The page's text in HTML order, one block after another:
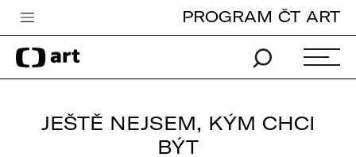
Česká televize
Zpravodajství
PROGRAM ČT ART
JEŠTĚ NEJSEM, KÝM CHCI
BÝT